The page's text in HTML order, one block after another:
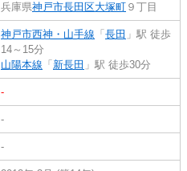
兵庫県神戸市長田区大塚町 ９丁目
神戸市西神・山手線 「 長田 」駅 徒歩
14～15分
山陽本線 「 新長田 」駅 徒歩30分
-
-
-